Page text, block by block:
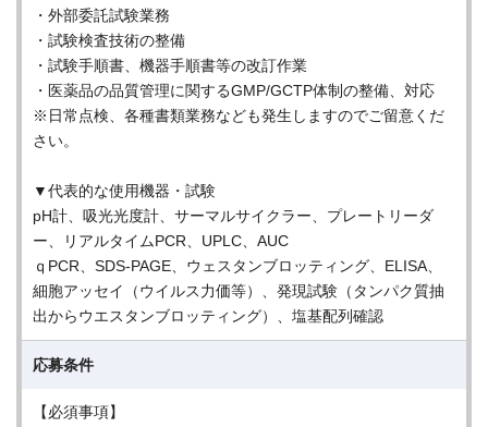
・外部委託試験業務
・試験検査技術の整備
・試験手順書、機器手順書等の改訂作業
・医薬品の品質管理に関するGMP/GCTP体制の整備、対応
※日常点検、各種書類業務なども発生しますのでご留意くだ
さい。
▼代表的な使用機器・試験
pH計、吸光光度計、サーマルサイクラー、プレートリーダ
ー、リアルタイムPCR、UPLC、AUC
ｑPCR、SDS-PAGE、ウェスタンブロッティング、ELISA、
細胞アッセイ（ウイルス力価等）、発現試験（タンパク質抽
出からウエスタンブロッティング）、塩基配列確認
応募条件
【必須事項】